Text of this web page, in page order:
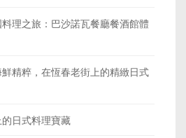
理之旅：巴沙諾瓦餐廳餐酒館體
精粹，在恆春老街上的精緻日式
日式料理寶藏